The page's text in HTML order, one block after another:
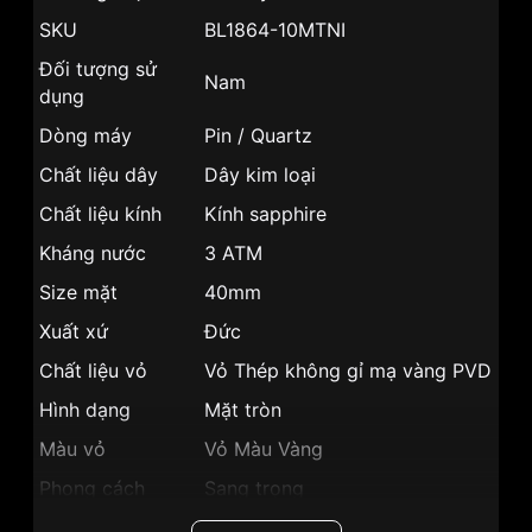
SKU
BL1864-10MTNI
Đối tượng sử
dụng
Nam
Dòng máy
Pin / Quartz
Chất liệu dây
Dây kim loại
Chất liệu kính
Kính sapphire
Kháng nước
3 ATM
Size mặt
40mm
Xuất xứ
Đức
Chất liệu vỏ
Vỏ Thép không gỉ mạ vàng PVD
Hình dạng
Mặt tròn
Màu vỏ
Vỏ Màu Vàng
Phong cách
Sang trọng